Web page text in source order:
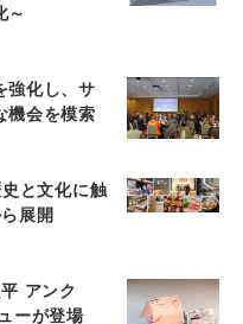
～
強化し、サ
機会を模索
と文化に触
展開
アンク
ーが登場